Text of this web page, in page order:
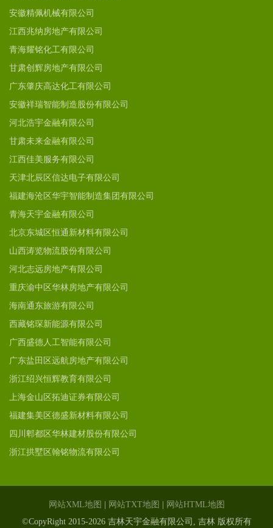
安徽精佩机械有限公司
江西兆纳房地产有限公司
青海耀铭化工有限公司
甘肃创辉房地产有限公司
广东肇庆高达化工有限公司
安徽祥瑞智能制造股份有限公司
河北浩宇金融有限公司
甘肃未来金融有限公司
江西佳美服务有限公司
天津北辰区信达电子有限公司
福建海沧区华宇智能制造集团有限公司
青海天宇金融有限公司
北京东城区恒通新材料有限公司
山西涛览物流股份有限公司
河北志远房地产有限公司
重庆渝中区华林房地产有限公司
海南通东旅游有限公司
西藏铭琛新能源有限公司
广西盛德人工智能有限公司
广东盐田区远航房地产有限公司
浙江绍兴恒辉教育有限公司
上海金山区拓迪证券有限公司
福建集美区德盛新材料有限公司
四川郫都区华林建材股份有限公司
浙江拱墅区翰铭物流有限公司
网站XML地图 网站TXT地图
网站HTML地图
©CopyRight 2015-2026 吉林天宇金融有限公司, 吉林 版权所有